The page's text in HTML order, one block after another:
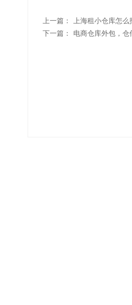
上一篇：
上海租小仓库怎么
下一篇：
电商仓库外包，